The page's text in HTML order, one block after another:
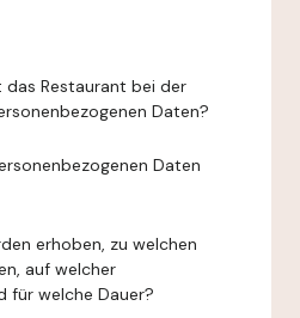
das Restaurant bei der
Daten?
Daten
erhoben, zu welchen
auf welcher
für welche Dauer?